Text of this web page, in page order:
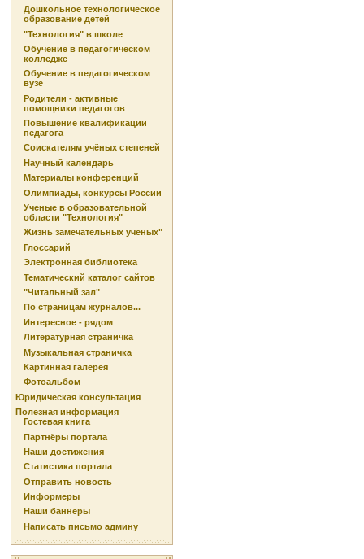
Дошкольное технологическое
образование детей
"Технология" в школе
Обучение в педагогическом
колледже
Обучение в педагогическом
вузе
Родители - активные
помощники педагогов
Повышение квалификации
педагога
Соискателям учёных степеней
Научный календарь
Материалы конференций
Олимпиады, конкурсы России
Ученые в образовательной
области "Технология"
Жизнь замечательных учёных"
Глоссарий
Электронная библиотека
Тематический каталог сайтов
"Читальный зал"
По страницам журналов...
Интересное - рядом
Литературная страничка
Музыкальная страничка
Картинная галерея
Фотоальбом
Юридическая консультация
Полезная информация
Гостевая книга
Партнёры портала
Наши достижения
Статистика портала
Отправить новость
Информеры
Наши баннеры
Написать письмо админу